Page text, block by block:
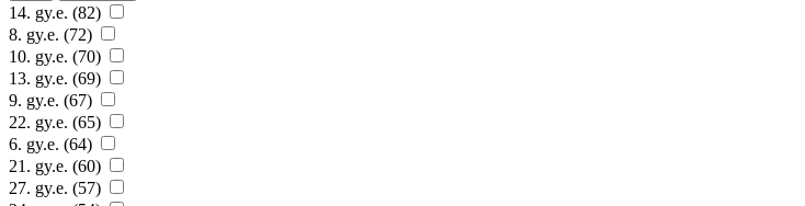
14. gy.e. (82)
8. gy.e. (72)
10. gy.e. (70)
13. gy.e. (69)
9. gy.e. (67)
22. gy.e. (65)
6. gy.e. (64)
21. gy.e. (60)
27. gy.e. (57)